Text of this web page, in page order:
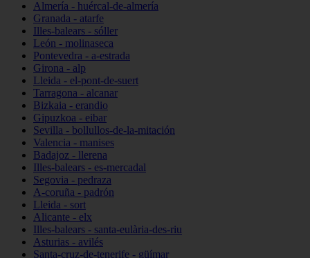
Almería - huércal-de-almería
Granada - atarfe
Illes-balears - sóller
León - molinaseca
Pontevedra - a-estrada
Girona - alp
Lleida - el-pont-de-suert
Tarragona - alcanar
Bizkaia - erandio
Gipuzkoa - eibar
Sevilla - bollullos-de-la-mitación
Valencia - manises
Badajoz - llerena
Illes-balears - es-mercadal
Segovia - pedraza
A-coruña - padrón
Lleida - sort
Alicante - elx
Illes-balears - santa-eulària-des-riu
Asturias - avilés
Santa-cruz-de-tenerife - güímar